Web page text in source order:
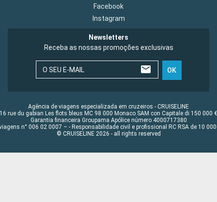
Facebook
Instagram
Newsletters
Receba as nossas promoções exclusivas
O SEU E-MAIL OK
Agência de viagens especializada em cruzeiros - CRUISELINE
16 rue du gabian Les flots bleus MC 98 000 Monaco SAM con Capitale di 150 000 €
Garantia financeira Groupama Apólice número 4000717380
n° 006 02 0007 – - Responsabilidade civil e profissional RC RSA de 10 000
© CRUISELINE 2026 - all rights reserved